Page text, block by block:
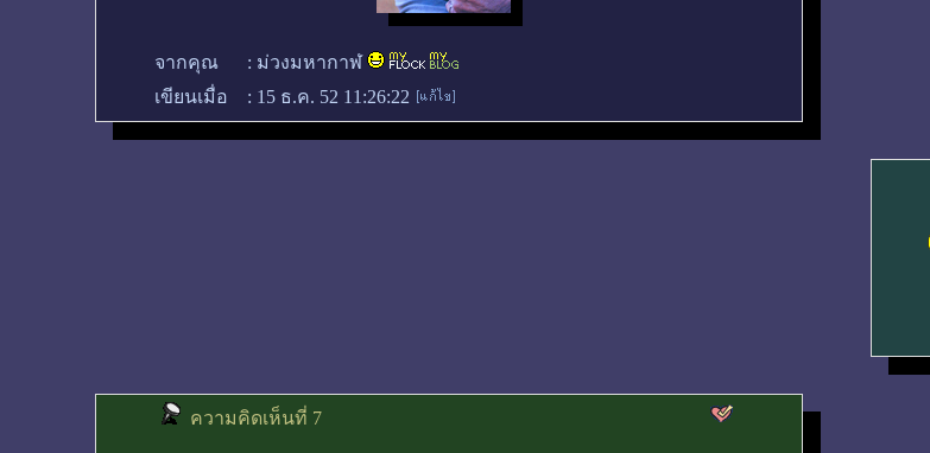
จากคุณ : ม่วงมหากาฬ
เขียนเมื่อ
: 15 ธ.ค. 52 11:26:22
ความคิดเห็นที่ 7